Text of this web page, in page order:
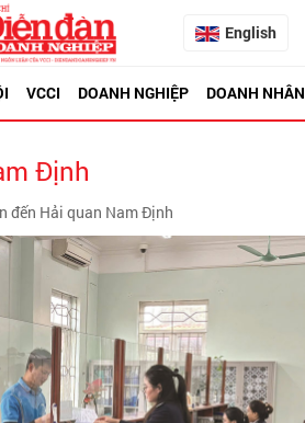
English
VCCI DOANH NGHIỆP DOANH NHÂN
Định
đến Hải quan Nam Định